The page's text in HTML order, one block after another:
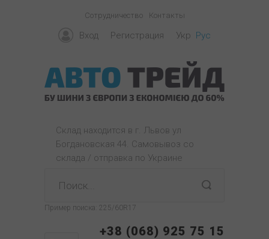
Сотрудничество Контакты
Вход Регистрация Укр Рус
Склад находится в г. Львов ул
Богдановская 44. Самовывоз со
склада / отправка по Украине
Пример поиска: 225/60R17
+38 (068) 925 75 15